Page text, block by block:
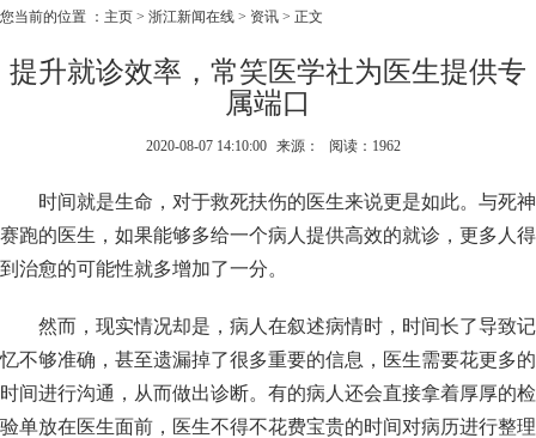
您当前的位置 ： 主页 > 浙江新闻在线 > 资讯 > 正文
提升就诊效率，常笑医学社为医生提供专
属端口
2020-08-07 14:10:00 来源： 阅读：1962
时间就是生命，对于救死扶伤的医生来说更是如此。与死神
赛跑的医生，如果能够多给一个病人提供高效的就诊，更多人得
到治愈的可能性就多增加了一分。
然而，现实情况却是，病人在叙述病情时，时间长了导致记
忆不够准确，甚至遗漏掉了很多重要的信息，医生需要花更多的
时间进行沟通，从而做出诊断。有的病人还会直接拿着厚厚的检
验单放在医生面前，医生不得不花费宝贵的时间对病历进行整理